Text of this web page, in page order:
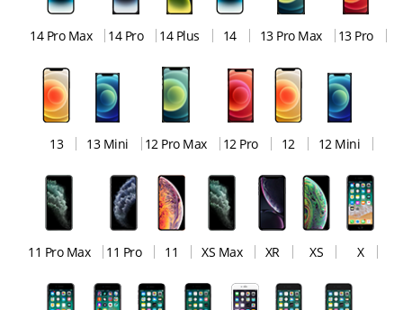
14 Pro Max 14 Pro 14 Plus 14 13 Pro Max 13 Pro
13 13 Mini 12 Pro Max 12 Pro 12 12 Mini
11 Pro Max 11 Pro 11 XS Max XR XS X